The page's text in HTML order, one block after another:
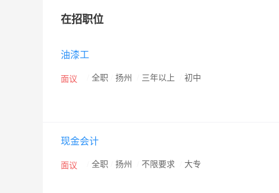
在招职位
油漆工
面议 全职 扬州 三年以上 初中
现金会计
面议 全职 扬州 不限要求 大专